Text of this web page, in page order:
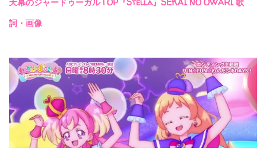
詞・画像